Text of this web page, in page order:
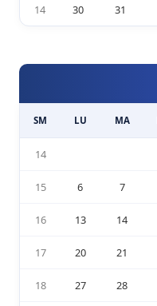
14 30 31
SM LU MA
14
15 6 7
16 13 14
17 20 21
18 27 28